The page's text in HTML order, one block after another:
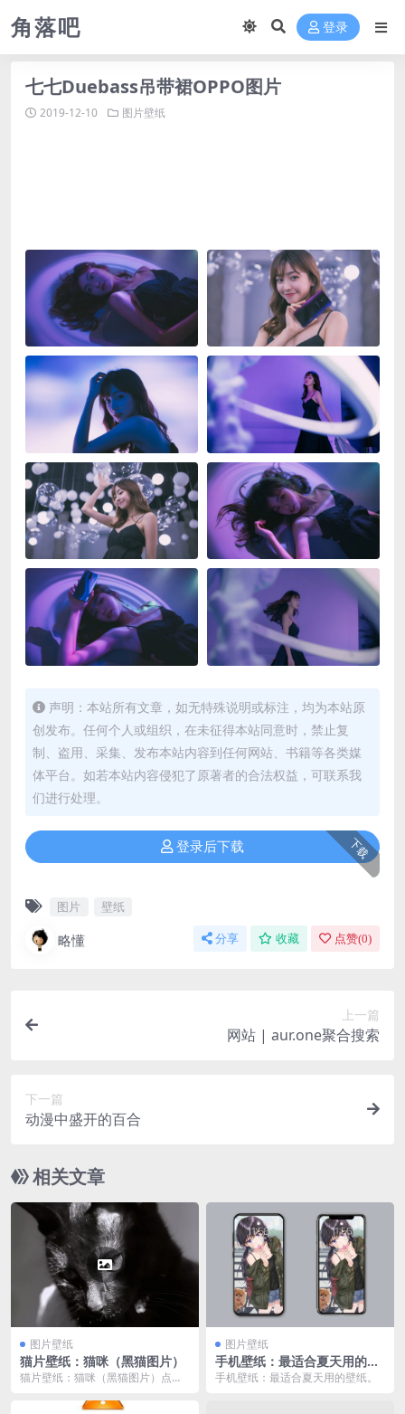
角落吧 登录
七七Duebass吊带裙OPPO图片
2019-12-10 图片壁纸
声明：本站所有文章，如无特殊说明或标注，均为本站原
创发布。任何个人或组织，在未征得本站同意时，禁止复
制、盗用、采集、发布本站内容到任何网站、书籍等各类媒
体平台。如若本站内容侵犯了原著者的合法权益，可联系我
们进行处理。
下载
登录后下载
图片 壁纸
略懂 分享 收藏 点赞(0)
上一篇
网站 | aur.one聚合搜索
下一篇
动漫中盛开的百合
相关文章
图片壁纸
猫片壁纸：猫咪（黑猫图片）
猫片壁纸：猫咪（黑猫图片）点击
完毕返回相册即可设置...
图片壁纸
手机壁纸：最适合夏天用的壁
纸
手机壁纸：最适合夏天用的壁纸。